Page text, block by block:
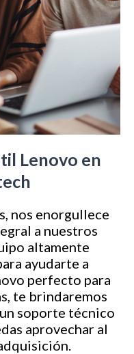
Lenovo en
nos enorgullece
a nuestros
altamente
ayudarte a
perfecto para
te brindaremos
soporte técnico
aprovechar al